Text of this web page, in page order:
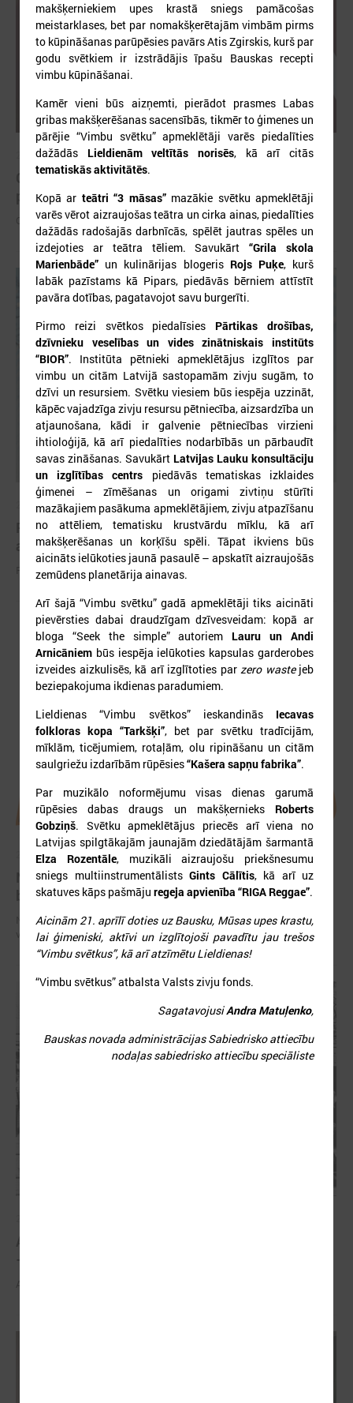
2026. gada 26. maijs
Cildināti “Talkas cilts balvas” uzvarētāji un
pašvaldību koordinatori
Cildināti “Talkas cilts balvas” uzvarētāji un pašvaldību koordinatori
2026. gada 25. maijs
Pieejamas rīcības vadlīnijas institūcijām šūnu
apraides gadījumā
Pieejamas rīcības vadlīnijas institūcijām šūnu apraides gadījumā
2026. gada 28. aprīlis
Notiks Kraukļa piemiņas basketbola turnīrs
bērniem, amatieriem un veterāniem
Notiks Kraukļa piemiņas basketbola turnīrs bērniem, amatieriem un
veterāniem
makšķerniekiem upes krastā sniegs pamācošas
meistarklases, bet par nomakšķerētajām vimbām pirms
to kūpināšanas parūpēsies pavārs Atis Zgirskis, kurš par
godu svētkiem ir izstrādājis īpašu Bauskas recepti
vimbu kūpināšanai.
Kamēr vieni būs aizņemti, pierādot prasmes Labas
gribas makšķerēšanas sacensībās, tikmēr to ģimenes un
pārējie “Vimbu svētku” apmeklētāji varēs piedalīties
dažādās Lieldienām veltītās norisēs, kā arī citās
tematiskās aktivitātēs.
Kopā ar teātri “3 māsas”mazākie svētku apmeklētāji
varēs vērot aizraujošas teātra un cirka ainas, piedalīties
dažādās radošajās darbnīcās, spēlēt jautras spēles un
izdejoties ar teātra tēliem. Savukārt“Grila skola
Marienbāde” un kulinārijas blogeris Rojs Puķe, kurš
labāk pazīstams kā Pipars, piedāvās bērniem attīstīt
pavāra dotības, pagatavojot savu burgerīti.
Pirmo reizi svētkos piedalīsies Pārtikas drošības,
dzīvnieku veselības un vides zinātniskais institūts
“BIOR”. Institūta pētnieki apmeklētājus izglītos par
vimbu un citām Latvijā sastopamām zivju sugām, to
dzīvi un resursiem. Svētku viesiem būs iespēja uzzināt,
kāpēc vajadzīga zivju resursu pētniecība, aizsardzība un
atjaunošana, kādi ir galvenie pētniecības virzieni
ihtioloģijā, kā arī piedalīties nodarbībās un pārbaudīt
savas zināšanas. Savukārt Latvijas Lauku konsultāciju
un izglītības centrs piedāvās tematiskas izklaides
ģimenei – zīmēšanas un origami zivtiņu stūrīti
mazākajiem pasākuma apmeklētājiem, zivju atpazīšanu
no attēliem, tematisku krustvārdu mīklu, kā arī
makšķerēšanas un korķīšu spēli. Tāpat ikviens būs
aicināts ielūkoties jaunā pasaulē – apskatīt aizraujošās
zemūdens planetārija ainavas.
Arī šajā “Vimbu svētku” gadā apmeklētāji tiks aicināti
pievērsties dabai draudzīgam dzīvesveidam: kopā ar
bloga “Seek the simple” autoriem Lauru un Andi
Arnicāniem būs iespēja ielūkoties kapsulas garderobes
izveides aizkulisēs, kā arī izglītoties par zero wastejeb
beziepakojuma ikdienas paradumiem.
Lieldienas “Vimbu svētkos” ieskandinās Iecavas
folkloras kopa “Tarkšķi”, bet par svētku tradīcijām,
mīklām, ticējumiem, rotaļām, olu ripināšanu un citām
saulgriežu izdarībām rūpēsies“Kašera sapņu fabrika”.
Par muzikālo noformējumu visas dienas garumā
rūpēsies dabas draugs un makšķernieks Roberts
Gobziņš. Svētku apmeklētājus priecēs arī viena no
Latvijas spilgtākajām jaunajām dziedātājām šarmantā
Elza Rozentāle, muzikāli aizraujošu priekšnesumu
sniegs multiinstrumentālists Gints Cālītis, kā arī uz
skatuves kāps pašmāju regeja apvienība “RIGA Reggae”.
Aicinām 21. aprīlī doties uz Bausku, Mūsas upes krastu,
lai ģimeniski, aktīvi un izglītojoši pavadītu jau trešos
“Vimbu svētkus”, kā arī atzīmētu Lieldienas!
“Vimbu svētkus” atbalsta Valsts zivju fonds.
SagatavojusiAndra Matuļenko,
Bauskas novada administrācijas Sabiedrisko attiecību
nodaļas sabiedrisko attiecību speciāliste